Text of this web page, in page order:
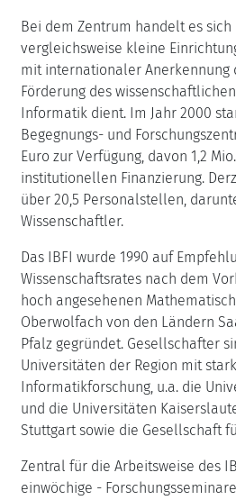
Bei dem Zentrum handelt es sich
vergleichsweise kleine
mit internationaler Anerkennung
Förderung des
Informatik dient. Im Jahr 2000
Begegnungs- und
Euro zur Verfügung, davon 1,2
institutionellen Finanzierung.
über 20,5 Personalstellen,
Wissenschaftler.
Das IBFI wurde 1990 auf
Wissenschaftsrates nach dem
hoch angesehenen
Oberwolfach von den Ländern
Pfalz gegründet. Gesellschafter
Universitäten der Region mit
Informatikforschung, u.a. die
und die Universitäten
Stuttgart sowie die Gesellschaft
Zentral für die Arbeitsweise des
einwöchige -